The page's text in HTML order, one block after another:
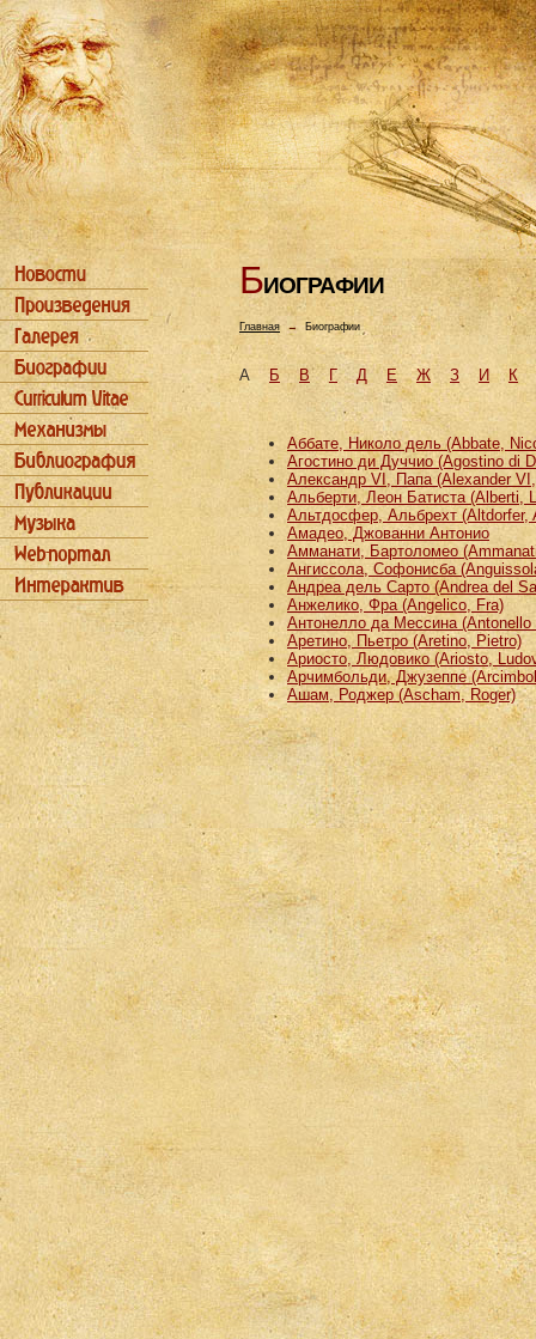
БИОГРАФИИ
Главная→ Биографии
АБ В Г Д Е Ж З И К
Аббате, Николо дель (Abbate,
Агостино ди Дуччио (Agostino di
Александр VI, Папа (Alexander
Альберти, Леон Батиста (Alberti,
Альтдосфер, Альбрехт (Altdorfer,
Амадео, Джованни Антонио
Амманати, Бартоломео
Ангиссола, Софонисба
Андреа дель Сарто (Andrea del
Анжелико, Фра (Angelico, Fra)
Антонелло да Мессина (Antonello
Аретино, Пьетро (Aretino, Pietro)
Ариосто, Людовико (Ariosto,
Арчимбольди, Джузеппе
Ашам, Роджер (Ascham, Roger)